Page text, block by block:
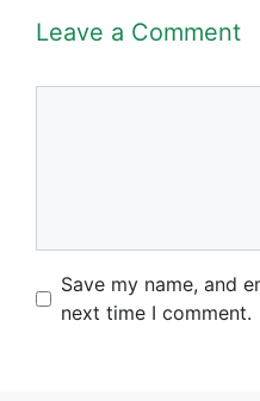
Leave a Comment
Name
Email
Website
Save my name, and
next time I comment.